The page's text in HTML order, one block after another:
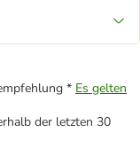
* Es gelten
der letzten 30